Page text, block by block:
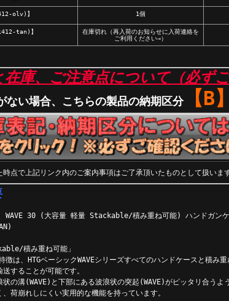
olv)】 1個
tan)】
在庫切れ（再入荷のお知らせに入荷連絡を
ご利用ください→）
庫、ご注意点について（必ず
ない場合、こちらの製品の納期区分【B】
点で上記リンク内のご案内事項はご了承頂いたものとして扱います
WAVE 30 (大容量 軽量 Stackable/積み重ね可能) ハンドガン
積み重ね可能」
徴は、HTGベーシックWAVEシリーズすべてのハンドケースと積み
することが可能です。
状の溝(WAVE)と下部にある波浪状の突起(WAVE)がピッタリ合うよ
、荷崩れしにくい実用的な機能を持っています。